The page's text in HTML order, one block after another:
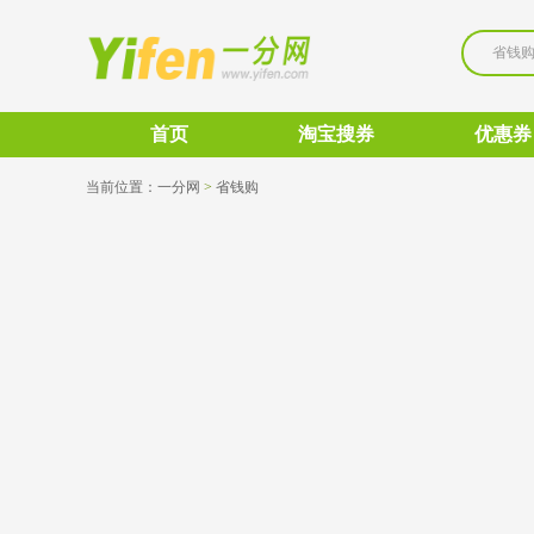
省钱购
首页 淘宝搜券 优惠券
当前位置： 一分网 > 省钱购